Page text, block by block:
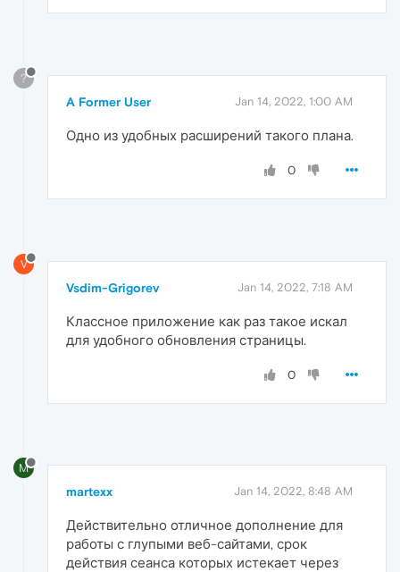
?
A Former User Jan 14, 2022, 1:00 AM
Одно из удобных расширений такого плана.
0
V
Vsdim-Grigorev Jan 14, 2022, 7:18 AM
Классное приложение как раз такое искал
для удобного обновления страницы.
0
M
martexx Jan 14, 2022, 8:48 AM
Действительно отличное дополнение для
работы с глупыми веб-сайтами, срок
действия сеанса которых истекает через